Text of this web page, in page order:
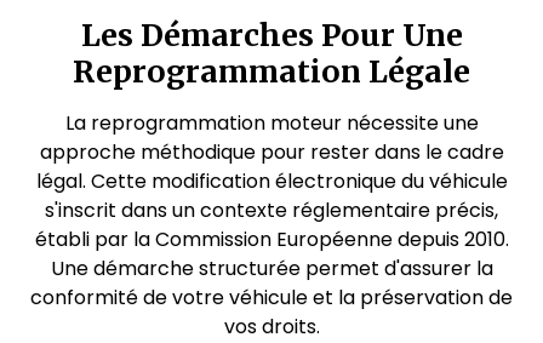
Les Démarches Pour Une
Reprogrammation Légale
La reprogrammation moteur nécessite une
approche méthodique pour rester dans le cadre
légal. Cette modification électronique du véhicule
s'inscrit dans un contexte réglementaire précis,
établi par la Commission Européenne depuis 2010.
Une démarche structurée permet d'assurer la
conformité de votre véhicule et la préservation de
vos droits.